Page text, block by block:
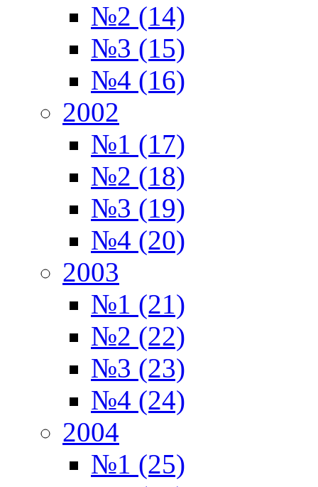
№2 (14)
№3 (15)
№4 (16)
2002
№1 (17)
№2 (18)
№3 (19)
№4 (20)
2003
№1 (21)
№2 (22)
№3 (23)
№4 (24)
2004
№1 (25)